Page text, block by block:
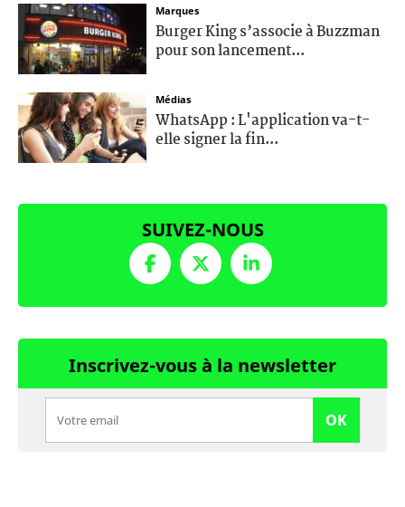
Marques
Burger King s’associe à Buzzman
pour son lancement...
Médias
WhatsApp : L'application va-t-
elle signer la fin...
SUIVEZ-NOUS
Inscrivez-vous à la newsletter
OK